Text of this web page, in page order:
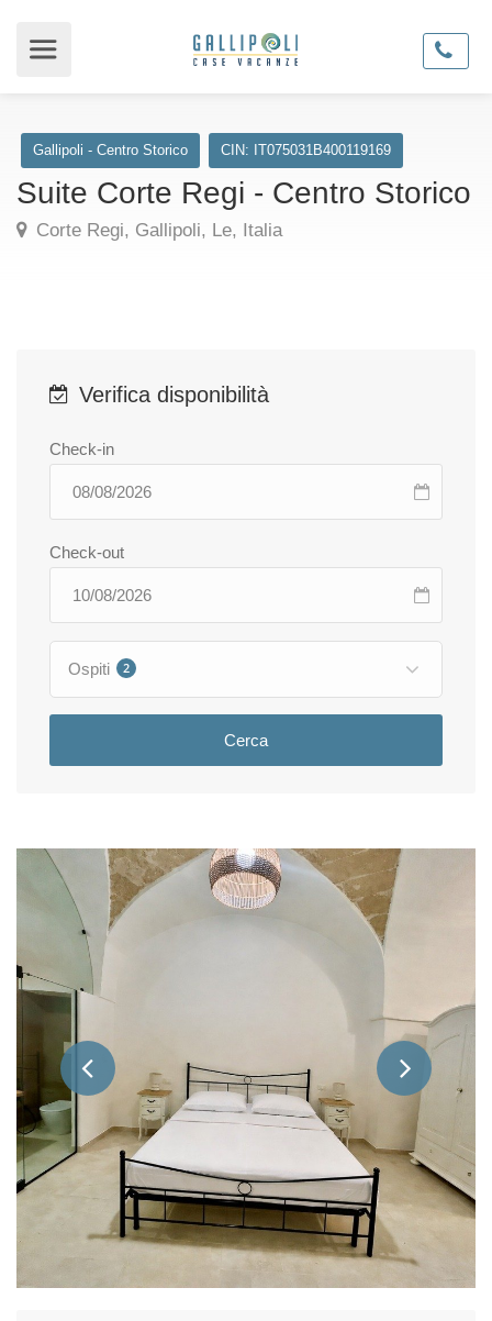
Gallipoli - Centro Storico CIN: IT075031B400119169
Suite Corte Regi - Centro Storico
Corte Regi, Gallipoli, Le, Italia
Verifica disponibilità
Check-in
Check-out
Ospiti 2
Cerca